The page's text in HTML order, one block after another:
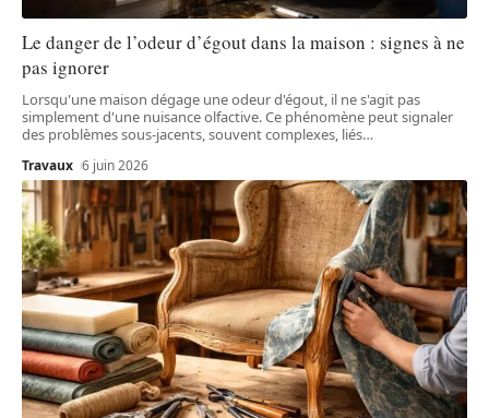
Le danger de l’odeur d’égout dans la maison : signes à ne
pas ignorer
Lorsqu'une maison dégage une odeur d'égout, il ne s'agit pas
simplement d'une nuisance olfactive. Ce phénomène peut signaler
des problèmes sous-jacents, souvent complexes, liés…
Travaux 6 juin 2026